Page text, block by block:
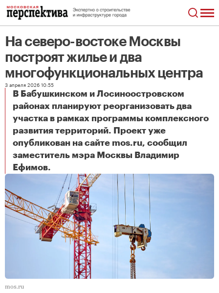
На северо-востоке Москвы
построят жилье и два
многофункциональных центра
3 апреля 2026 10:55
В Бабушкинском и Лосиноостровском
районах планируют реорганизовать два
участка в рамках программы комплексного
развития территорий. Проект уже
опубликован на сайте mos.ru, сообщил
заместитель мэра Москвы Владимир
Ефимов.
mos.ru